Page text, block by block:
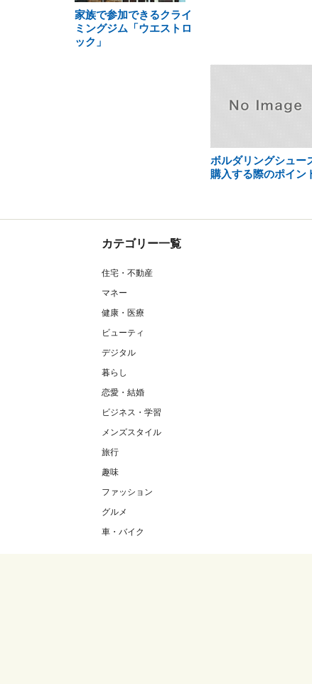
家族で参加できるクライ
ミングジム「ウエストロ
ック」
ボルダリングシュー
購入する際のポイン
カテゴリー一覧
住宅・不動産
マネー
健康・医療
ビューティ
デジタル
暮らし
恋愛・結婚
ビジネス・学習
メンズスタイル
旅行
趣味
ファッション
グルメ
車・バイク